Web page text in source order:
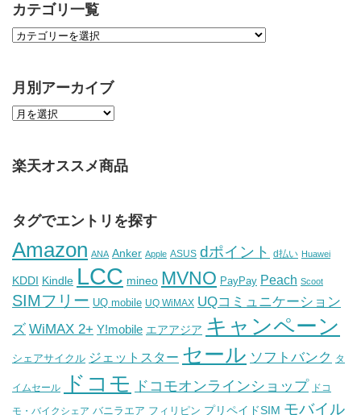
カテゴリ一覧
月別アーカイブ
楽天オススメ商品
タグでエントリを探す
Amazon ANA Anker Apple ASUS dポイント d払い Huawei
KDDI Kindle LCC mineo MVNO PayPay Peach Scoot
SIMフリー UQ mobile UQ WiMAX UQコミュニケーション
ズ WiMAX 2+ Y!mobile エアアジア キャンペーン
シェアサイクル ジェットスター セール ソフトバンク タ
イムセール ドコモ ドコモオンラインショップ ドコ
モ・バイクシェア バニラエア フィリピン プリペイドSIM モバイル